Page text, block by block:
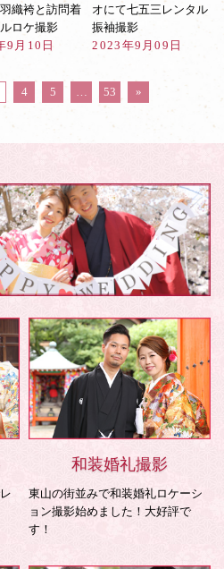
織袴と訪問着
ロケ撮影
9月10日
オにて七五三レンタル
振袖撮影
2023年9月09日
4 5 … 53 »
和装婚礼撮影
東山の街並みで和装婚礼ロケーシ
ョン撮影始めました！大好評で
す！